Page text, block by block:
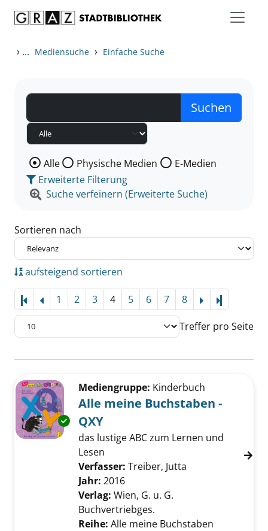
› ... Mediensuche › Einfache Suche
Wählen Sie die Medienart nach der Sie suchen wollen.
Alle Physische Medien
E-Medien
Erweiterte Filterung
Suche verfeinern (Erweiterte Suche)
Sortieren nach
aufsteigend sortieren
1 2 3 4 5 6 7 8
Treffer pro Seite
Zu den Suchfiltern springen
Exemplar-Details von Alle meine Buchstaben
Mediengruppe: Kinderbuch
Alle meine Buchstaben -
QXY
das lustige ABC zum Lernen und
Lesen
Verfasser: Treiber, Jutta
Jahr: 2016
Verlag: Wien, G. u. G.
Buchvertriebges.
Reihe: Alle meine Buchstaben